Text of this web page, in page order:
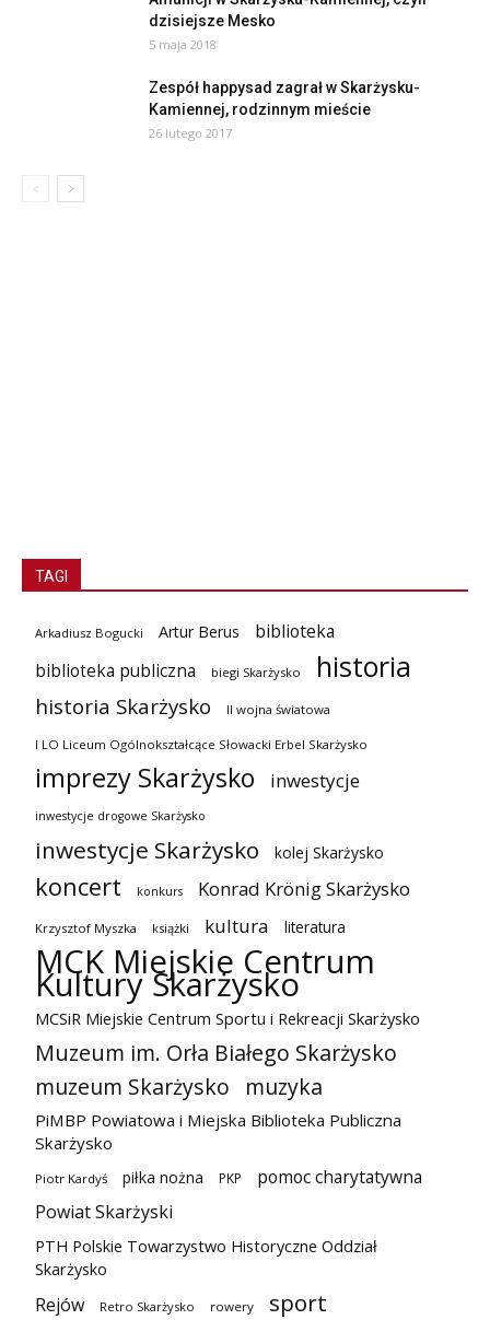
dzisiejsze Mesko
5 maja 2018
Zespół happysad zagrał w Skarżysku-
Kamiennej, rodzinnym mieście
26 lutego 2017
TAGI
Arkadiusz Bogucki Artur Berus
biblioteka
biblioteka publiczna
biegi Skarżysko historia
historia Skarżysko II wojna światowa
I LO Liceum Ogólnokształcące Słowacki Erbel Skarżysko
imprezy Skarżysko inwestycje
inwestycje drogowe Skarżysko
inwestycje Skarżysko kolej Skarżysko
koncert konkurs Konrad Krönig Skarżysko
Krzysztof Myszka książki kultura literatura
MCK Miejskie Centrum
Kultury Skarżysko
MCSiR Miejskie Centrum Sportu i Rekreacji Skarżysko
Muzeum im. Orła Białego Skarżysko
muzeum Skarżysko
muzyka
PiMBP Powiatowa i Miejska Biblioteka Publiczna
Skarżysko
Piotr Kardyś piłka nożna PKP
pomoc charytatywna
Powiat Skarżyski
PTH Polskie Towarzystwo Historyczne Oddział
Skarżysko
Rejów Retro Skarżysko rowery sport